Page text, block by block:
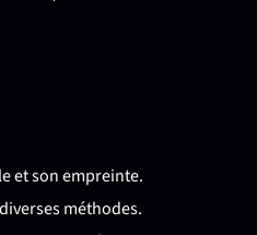
et son empreinte.
méthodes.